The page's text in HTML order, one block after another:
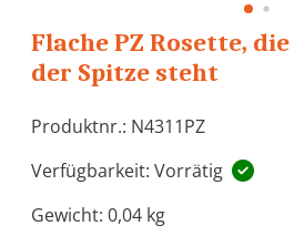
Flache PZ Rosette,
der Spitze steht
Produktnr.: N4311PZ
Verfügbarkeit: Vorrätig
Gewicht: 0,04 kg